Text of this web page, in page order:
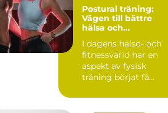
Postural träning:
Vägen till bättre
hälsa och
I dagens hälso- och
fitnessvärld har en
aspekt av fysisk
träning börjat få...